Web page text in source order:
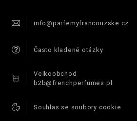
info@parfemyfrancouzske.cz
Často kladené otázky
Velkoobchod
b2b@frenchperfumes.pl
Souhlas se soubory cookie